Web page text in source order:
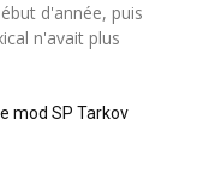
d'année, puis
n'avait plus
mod SP Tarkov